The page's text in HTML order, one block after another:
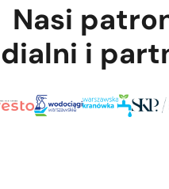
Nasi
i